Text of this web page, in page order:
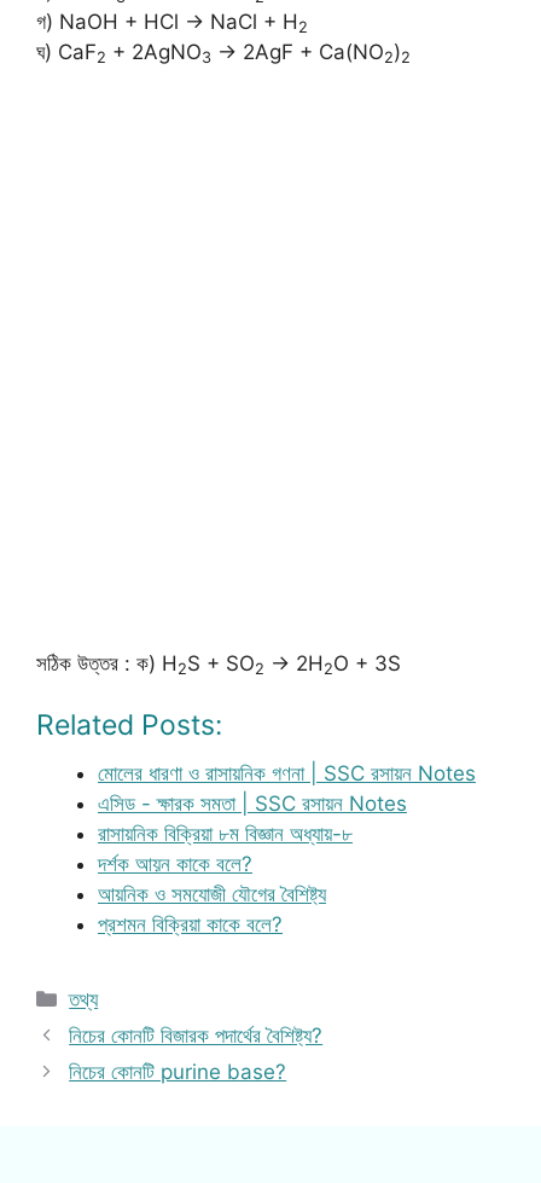
গ) NaOH + HCl → NaCl + H 2
ঘ) CaF2 + 2AgNO3 → 2AgF + Ca(NO2)2
সঠিক উত্তর : ক) H 2S + SO2 → 2H 2O + 3S
Related Posts:
মোলের ধারণা ও রাসায়নিক গণনা | SSC রসায়ন Notes
এসিড - ক্ষারক সমতা | SSC রসায়ন Notes
রাসায়নিক বিক্রিয়া ৮ম বিজ্ঞান অধ্যায়-৮
দর্শক আয়ন কাকে বলে?
আয়নিক ও সমযোজী যৌগের বৈশিষ্ট্য
প্রশমন বিক্রিয়া কাকে বলে?
Categories
তথ্য
নিচের কোনটি বিজারক পদার্থের বৈশিষ্ট্য?
নিচের কোনটি purine base?